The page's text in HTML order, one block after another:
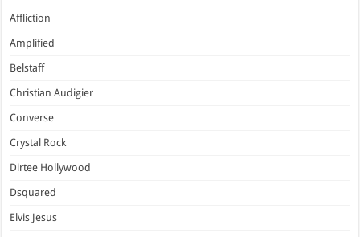
Affliction
Amplified
Belstaff
Christian Audigier
Converse
Crystal Rock
Dirtee Hollywood
Dsquared
Elvis Jesus